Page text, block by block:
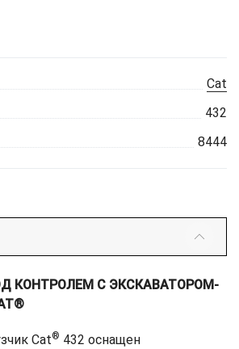
Cat
432
8444
КОНТРОЛЕМ С ЭКСКАВАТОРОМ-
Cat® 432 оснащен